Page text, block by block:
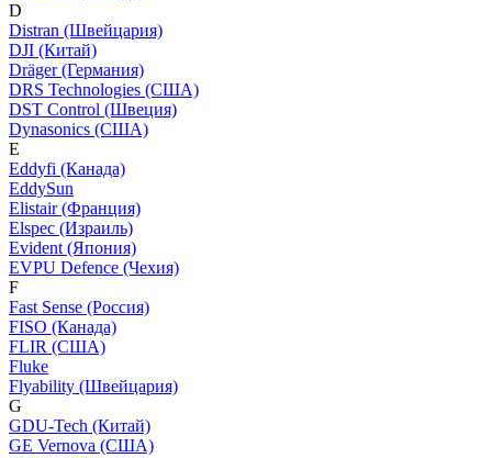
D
Distran (Швейцария)
DJI (Китай)
Dräger (Германия)
DRS Technologies (США)
DST Control (Швеция)
Dynasonics (США)
E
Eddyfi (Канада)
EddySun
Elistair (Франция)
Elspec (Израиль)
Evident (Япония)
EVPU Defence (Чехия)
F
Fast Sense (Россия)
FISO (Канада)
FLIR (США)
Fluke
Flyability (Швейцария)
G
GDU-Tech (Китай)
GE Vernova (США)